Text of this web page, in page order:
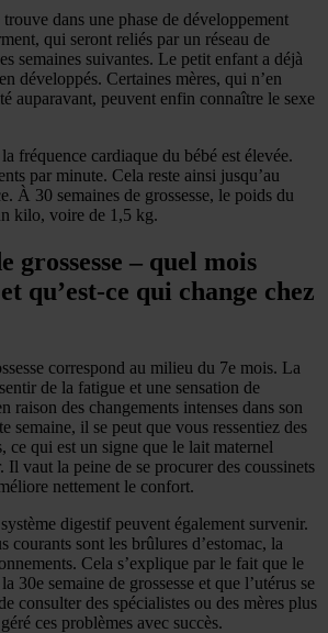
dans une phase de développement
qui seront reliés par un réseau de
semaines suivantes. Le petit enfant a déjà
développés. Certaines mères, qui n’en
auparavant, peuvent enfin connaître le sexe
fréquence cardiaque du bébé est élevée.
par minute. Cela reste ainsi jusqu’au
À 30 semaines de grossesse, le poids du
kilo, voire de 1,5 kg.
grossesse – quel mois
qu’est-ce qui change chez
correspond au milieu du 7e mois. La
de la fatigue et une sensation de
raison des changements intenses dans son
semaine, il se peut que vous ressentiez des
ce qui est un signe que le lait maternel
Il vaut la peine de se procurer des coussinets
nettement le confort.
digestif peuvent également survenir.
courants sont les brûlures d’estomac, la
Cela s’explique par le fait que le
30e semaine de grossesse et que l’utérus se
consulter des spécialistes ou des mères plus
ces problèmes avec succès.